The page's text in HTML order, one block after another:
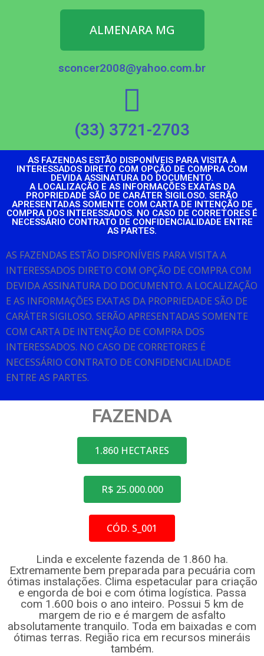
ALMENARA MG
sconcer2008@yahoo.com.br
(33) 3721-2703
AS FAZENDAS ESTÃO DISPONÍVEIS PARA VISITA A
INTERESSADOS DIRETO COM OPÇÃO DE COMPRA COM
DEVIDA ASSINATURA DO DOCUMENTO.
A LOCALIZAÇÃO E AS INFORMAÇÕES EXATAS DA
PROPRIEDADE SÃO DE CARÁTER SIGILOSO. SERÃO
APRESENTADAS SOMENTE COM CARTA DE INTENÇÃO DE
COMPRA DOS INTERESSADOS. NO CASO DE CORRETORES É
NECESSÁRIO CONTRATO DE CONFIDENCIALIDADE ENTRE
AS PARTES.
AS FAZENDAS ESTÃO DISPONÍVEIS PARA VISITA A
INTERESSADOS DIRETO COM OPÇÃO DE COMPRA COM
DEVIDA ASSINATURA DO DOCUMENTO. A LOCALIZAÇÃO
E AS INFORMAÇÕES EXATAS DA PROPRIEDADE SÃO DE
CARÁTER SIGILOSO. SERÃO APRESENTADAS SOMENTE
COM CARTA DE INTENÇÃO DE COMPRA DOS
INTERESSADOS. NO CASO DE CORRETORES É
NECESSÁRIO CONTRATO DE CONFIDENCIALIDADE
ENTRE AS PARTES.
FAZENDA
1.860 HECTARES
R$ 25.000.000
CÓD. S_001
Linda e excelente fazenda de 1.860 ha.
Extremamente bem preparada para pecuária com
ótimas instalações. Clima espetacular para criação
e engorda de boi e com ótima logística. Passa
com 1.600 bois o ano inteiro. Possui 5 km de
margem de rio e é margem de asfalto
absolutamente tranquilo. Toda em baixadas e com
ótimas terras. Região rica em recursos mineráis
também.